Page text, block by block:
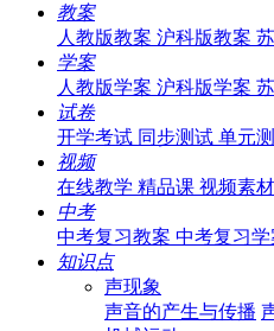
教案
人教版教案 沪科版教案
学案
人教版学案 沪科版学案
试卷
开学考试 同步测试 单元
视频
在线教学 精品课 视频素材
中考
中考复习教案 中考复习学
知识点
声现象
声音的产生与传播